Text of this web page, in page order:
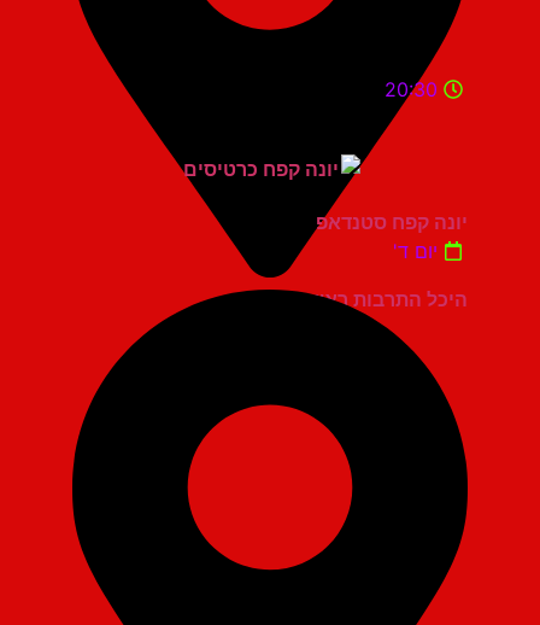
היכל התרבות ראשון לציון
20:30
יונה קפח סטנדאפ
יום ד'